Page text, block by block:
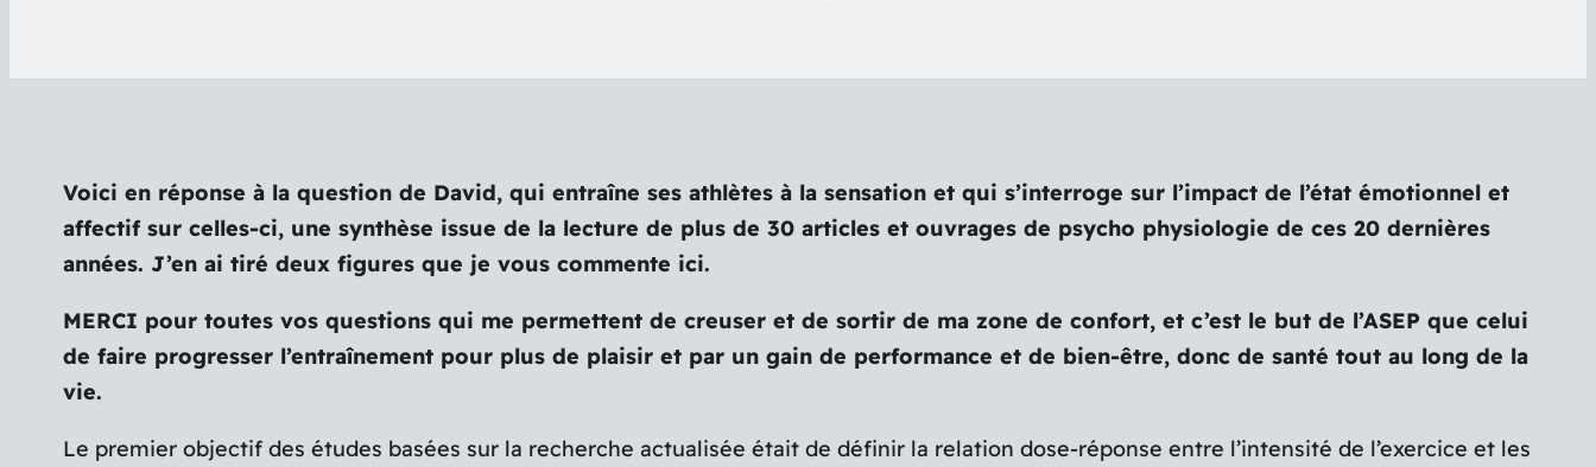
Voici en réponse à la question de David, qui entraîne ses athlètes à la sensation et qui s’interroge sur l’impact de l’état émotionnel et
affectif sur celles-ci, une synthèse issue de la lecture de plus de 30 articles et ouvrages de psycho physiologie de ces 20 dernières
années. J’en ai tiré deux figures que je vous commente ici.
MERCI pour toutes vos questions qui me permettent de creuser et de sortir de ma zone de confort, et c’est le but de l’ASEP que celui
de faire progresser l’entraînement pour plus de plaisir et par un gain de performance et de bien-être, donc de santé tout au long de la
vie.
Le premier objectif des études basées sur la recherche actualisée était de définir la relation dose-réponse entre l’intensité de l’exercice et les